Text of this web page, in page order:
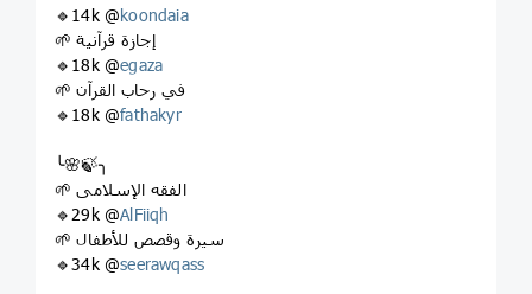
🔹14k @koondaia
🌱 إجازة قرآنية
🔹18k @egaza
🌱 في رحاب القرآن
🔹18k @fathakyr
╰🌸🍃╮
🌱 الفقه الإسلامى
🔹29k @AlFiiqh
🌱 سيرة وقصص للأطفال
🔹34k @seerawqass